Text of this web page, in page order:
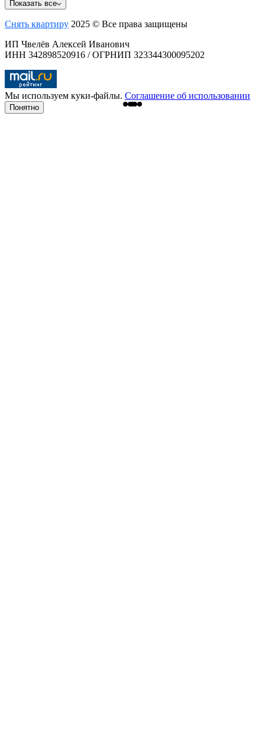
Показать все
Снять квартиру 2025 © Все права защищены
ИП Чвелёв Алексей Иванович
ИНН 342898520916 / ОГРНИП 323344300095202
Мы используем куки-файлы. Соглашение об использовании
Понятно